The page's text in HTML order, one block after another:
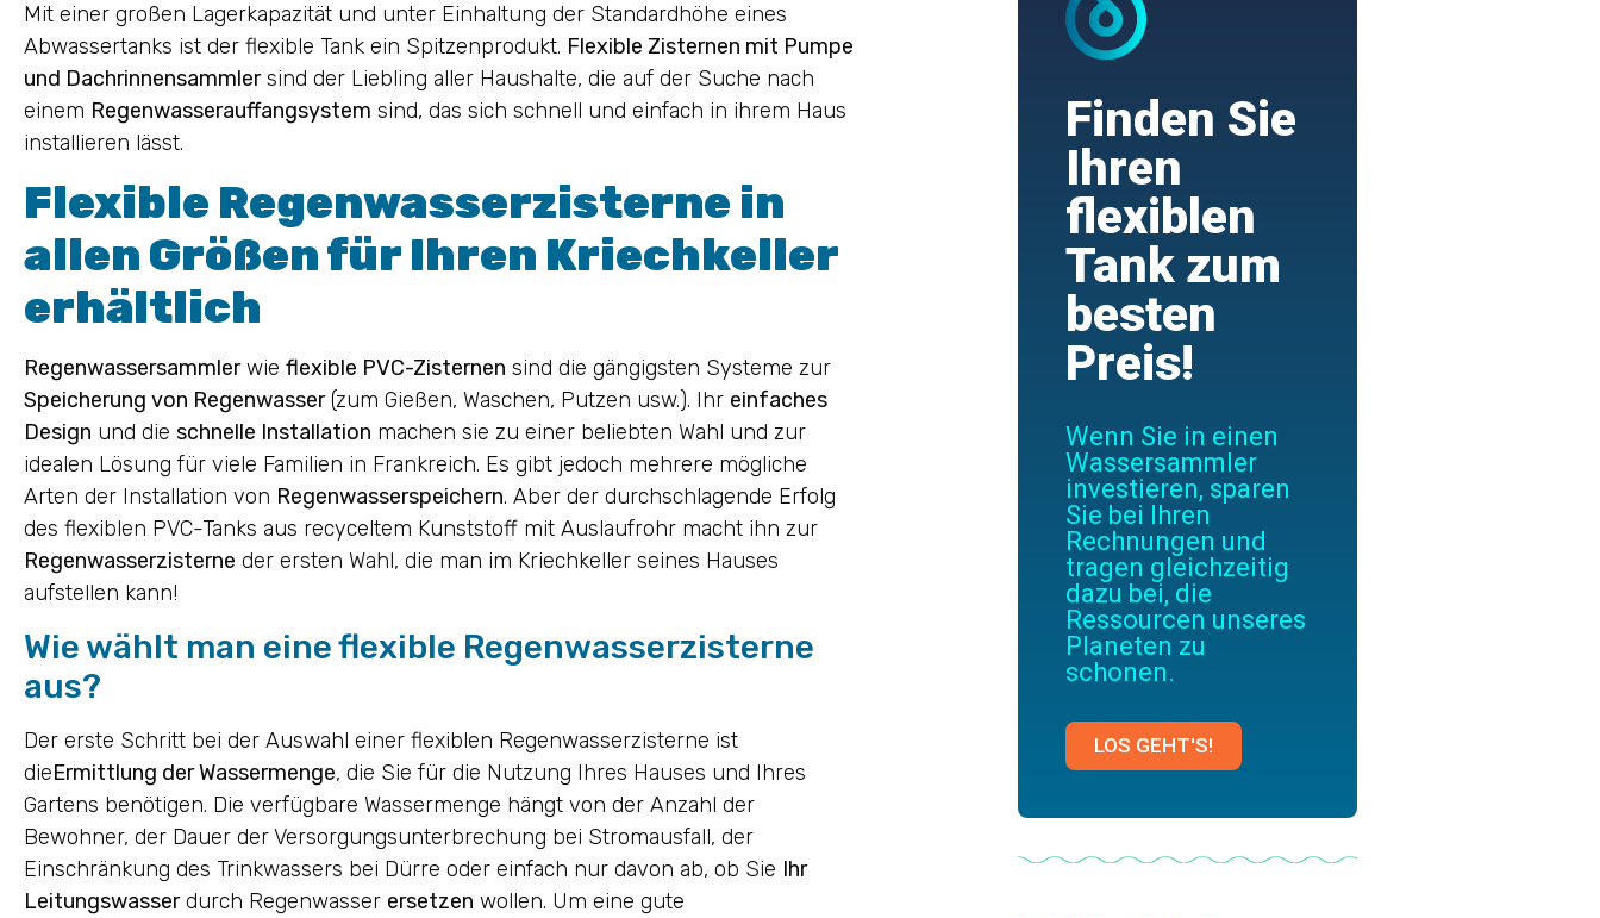
Mit einer großen Lagerkapazität und unter Einhaltung der Standardhöhe eines
Abwassertanks ist der flexible Tank ein Spitzenprodukt. Flexible Zisternen mit Pumpe
und Dachrinnensammlersind der Liebling aller Haushalte, die auf der Suche nach
einem Regenwasserauffangsystem sind, das sich schnell und einfach in ihrem Haus
installieren lässt.
Flexible Regenwasserzisterne in
allen Größen für Ihren Kriechkeller
erhältlich
Regenwassersammlerwie flexible PVC-Zisternen sind die gängigsten Systeme zur
Speicherung von Regenwasser(zum Gießen, Waschen, Putzen usw.). Ihr einfaches
Design und die schnelle Installation machen sie zu einer beliebten Wahl und zur
idealen Lösung für viele Familien in Frankreich. Es gibt jedoch mehrere mögliche
Arten der Installation von Regenwasserspeichern. Aber der durchschlagende Erfolg
des flexiblen PVC-Tanks aus recyceltem Kunststoff mit Auslaufrohr macht ihn zur
Regenwasserzisterne der ersten Wahl, die man im Kriechkeller seines Hauses
aufstellen kann!
Wie wählt man eine flexible Regenwasserzisterne
aus?
Der erste Schritt bei der Auswahl einer flexiblen Regenwasserzisterne ist
dieErmittlung der Wassermenge, die Sie für die Nutzung Ihres Hauses und Ihres
Gartens benötigen. Die verfügbare Wassermenge hängt von der Anzahl der
Bewohner, der Dauer der Versorgungsunterbrechung bei Stromausfall, der
Einschränkung des Trinkwassers bei Dürre oder einfach nur davon ab, ob Sie Ihr
Leitungswasserdurch Regenwasser ersetzen wollen. Um eine gute
Finden Sie
Ihren
flexiblen
Tank zum
besten
Preis!
Wenn Sie in einen
Wassersammler
investieren, sparen
Sie bei Ihren
Rechnungen und
tragen gleichzeitig
dazu bei, die
Ressourcen unseres
Planeten zu
schonen.
LOS GEHT'S!